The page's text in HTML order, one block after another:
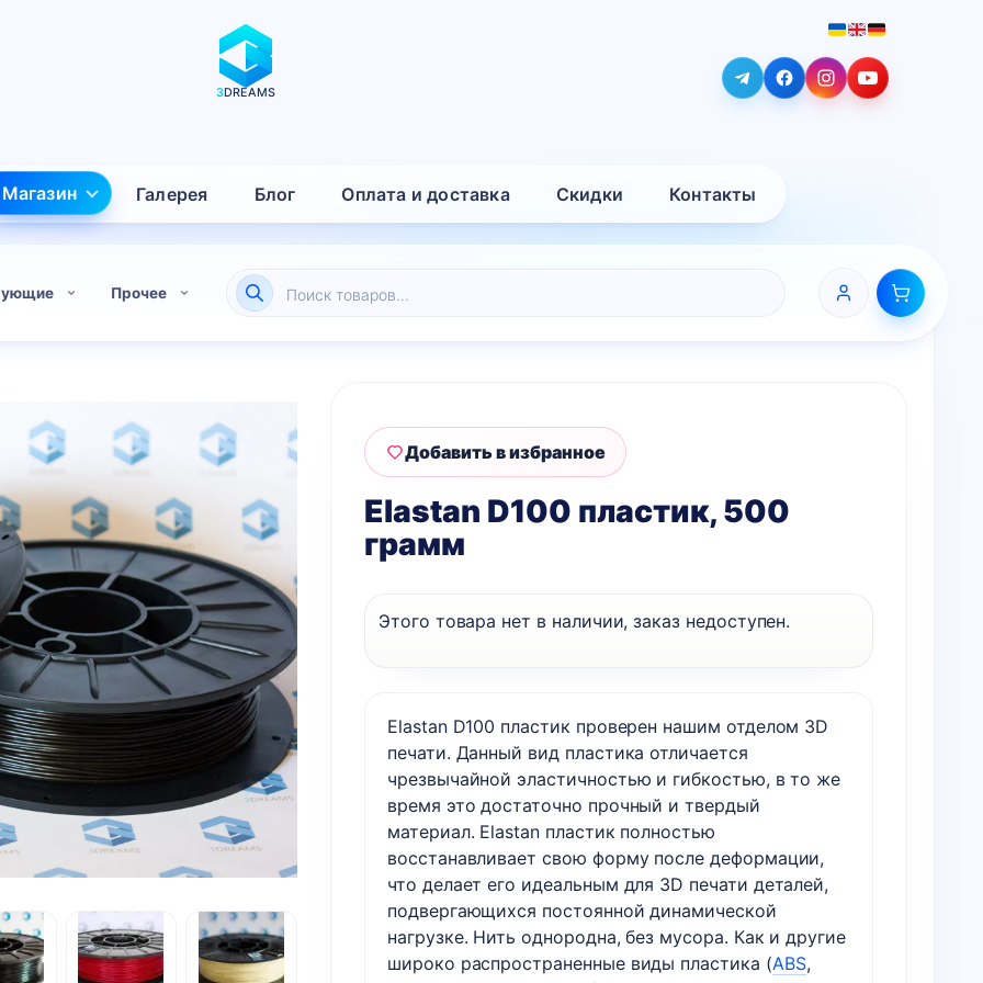
3DREAMS
Магазин Галерея Блог Оплата и доставка Скидки Контакты
Прочее Поиск
Elastan D100 пластик, 500
грамм
Elastan D100 пластик проверен нашим отделом 3D
печати. Данный вид пластика отличается
чрезвычайной эластичностью и гибкостью, в то же
время это достаточно прочный и твердый
материал. Elastan пластик полностью
восстанавливает свою форму после деформации,
что делает его идеальным для 3D печати деталей,
подвергающихся постоянной динамической
нагрузке. Нить однородна, без мусора. Как и другие
широко распространенные виды пластика (ABS,
Этого товара нет в наличии, заказ недоступен.
Добавить в избранное